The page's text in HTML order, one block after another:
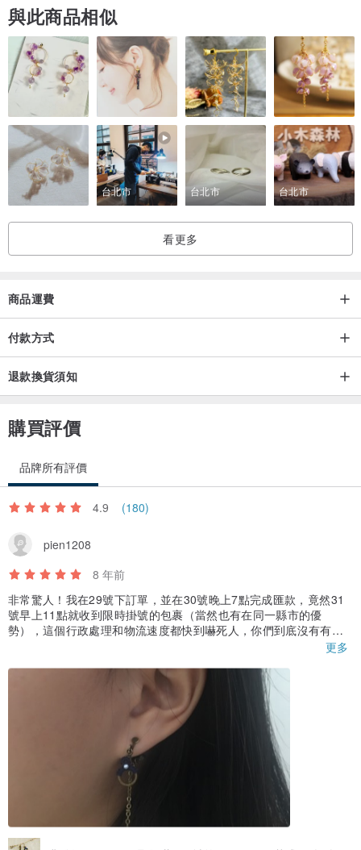
與此商品相似
台北市 台北市 台北市
看更多
商品運費
付款方式
退款換貨須知
購買評價
品牌所有評價
4.9 (180)
pien1208
8 年前
非常驚人！我在29號下訂單，並在30號晚上7點完成匯款，竟然31
號早上11點就收到限時掛號的包裹（當然也有在同一縣市的優
勢），這個行政處理和物流速度都快到嚇死人，你們到底沒有有在
買的兩副耳夾都令人十分喜愛，實體意外地比想像中的小，但正是
因為小巧（約2-3個牙籤寬），戴起來十分低調而精緻，非常喜歡！
更多